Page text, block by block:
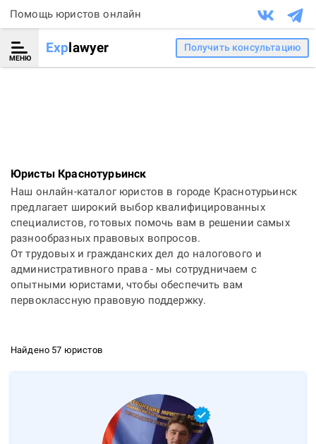
Помощь юристов онлайн
МЕНЮ
Explawyer Получить консультацию
Юристы Краснотурьинск
Наш онлайн-каталог юристов в городе Краснотурьинск
предлагает широкий выбор квалифицированных
специалистов, готовых помочь вам в решении самых
разнообразных правовых вопросов.
От трудовых и гражданских дел до налогового и
административного права - мы сотрудничаем с
опытными юристами, чтобы обеспечить вам
первоклассную правовую поддержку.
Найдено 57 юристов